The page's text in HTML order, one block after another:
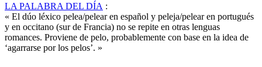
LA PALABRA DEL DÍA :
« El dúo léxico pelea/pelear en español y peleja/pelear en portugués
y en occitano (sur de Francia) no se repite en otras lenguas
romances. Proviene de pelo, probablemente con base en la idea de
‘agarrarse por los pelos’. »